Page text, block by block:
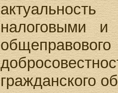
налоговыми и
гражданского